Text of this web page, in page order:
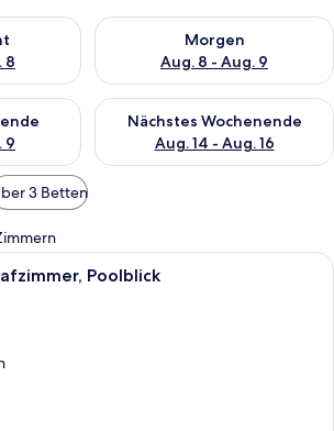
8
für heute Nacht, Aug. 7 - Aug. 8.
Morgen
Aug. 8 - Aug. 9
Überprüfe die Verfügbarkeit
9
für dieses Wochenende, Aug. 7
Nächstes Wochenende
Aug. 14 - Aug. 16
Überprüfe die Verfügbarkeit
3 Betten
Ein moderner Poolbereich im Freien
Poolblick